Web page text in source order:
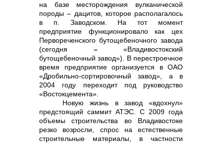
Контакты
+7 (423) 234 50 50
на базе месторождения вулканической
породы – дацитов, которое располагалось
в п. Заводском. На тот момент
предприятие функционировало как цех
Первореченского бутощебеночного завода
(сегодня –«Владивостокский
бутощебеночный завод»). В перестроечное
время предприятие организуется в ОАО
«Дробильно-сортировочный завод», а в
2004 году переходит под руководство
«Востокцемента».
Новую жизнь в завод «вдохнул»
предстоящий саммит АТЭС. С 2009 года
объемы строительства во Владивостоке
резко возросли, спрос на естественные
строительные материалы, в частности